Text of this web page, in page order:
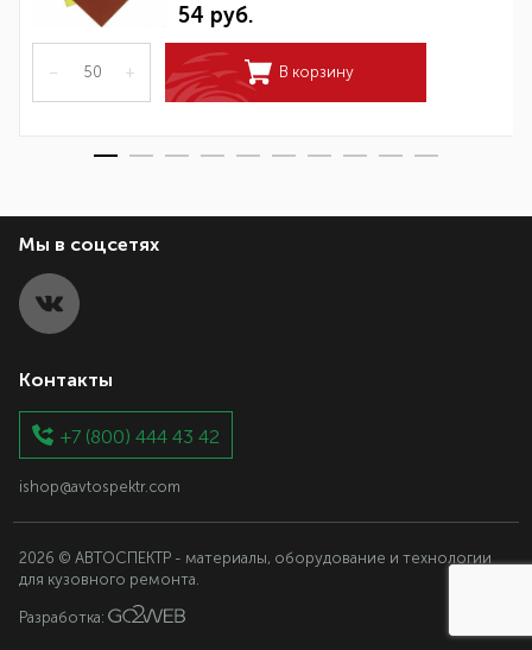
54 руб.
– + В корзину
Мы в соцсетях
Контакты
+7 (800) 444 43 42
ishop@avtospektr.com
2026 © АВТОСПЕКТР - материалы, оборудование и технологии
для кузовного ремонта.
Разработка: